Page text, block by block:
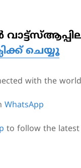
ചെയ്യൂ
with the
WhatsApp
to follow the latest